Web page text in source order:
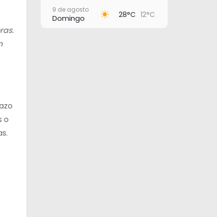
o
9 de agosto
Domingo 28°C 12°C